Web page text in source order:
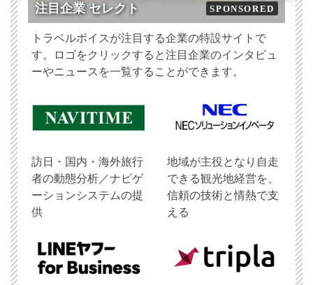
注目企業 セレクト SPONSORED
トラベルボイスが注目する企業の特設サイトで
す。ロゴをクリックすると注目企業のインタビュ
ーやニュースを一覧することができます。
訪日・国内・海外旅行
者の動態分析／ナビゲ
ーションシステムの提
供
地域が主役となり自走
できる観光地経営を、
信頼の技術と情熱で支
える